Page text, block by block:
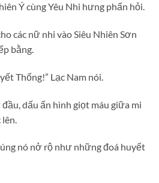
Ý cùng Yêu Nhi hưng phấn hỏi.
các nữ nhi vào Siêu Nhiên Sơn
bằng.
Thống!” Lạc Nam nói.
dấu ấn hình giọt máu giữa mi
nó nở rộ như những đoá huyết